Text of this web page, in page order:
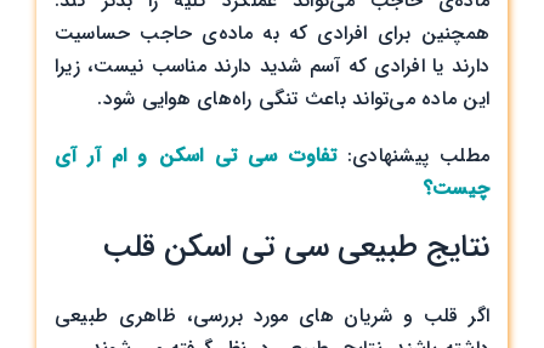
همچنین برای افرادی که به ماده‌ی حاجب حساسیت
دارند یا افرادی که آسم شدید دارند مناسب نیست، زیرا
این ماده می‌تواند باعث تنگی راه‌های هوایی شود.
مطلب پیشنهادی:تفاوت سی تی اسکن و ام آر آی
چیست؟
نتایج طبیعی سی تی اسکن قلب
اگر قلب و شریان های مورد بررسی، ظاهری طبیعی